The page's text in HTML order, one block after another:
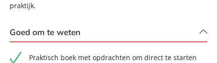
praktijk.
Goed om te weten
Praktisch boek met opdrachten om direct te starten